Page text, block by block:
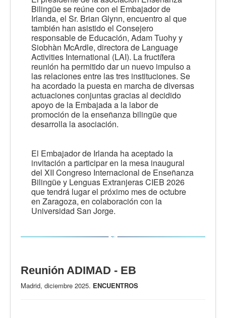
Bilingüe se reúne con el Embajador de
Irlanda, el Sr. Brian Glynn, encuentro al que
también han asistido el Consejero
responsable de Educación, Adam Tuohy y
Siobhàn McArdle, directora de Language
Activities International (LAI). La fructífera
reunión ha permitido dar un nuevo impulso a
las relaciones entre las tres instituciones. Se
ha acordado la puesta en marcha de diversas
actuaciones conjuntas gracias al decidido
apoyo de la Embajada a la labor de
promoción de la enseñanza bilingüe que
desarrolla la asociación.
El Embajador de Irlanda ha aceptado la
invitación a participar en la mesa inaugural
del XII Congreso Internacional de Enseñanza
Bilingüe y Lenguas Extranjeras CIEB 2026
que tendrá lugar el próximo mes de octubre
en Zaragoza, en colaboración con la
Universidad San Jorge.
Reunión ADIMAD - EB
Madrid, diciembre 2025. ENCUENTROS